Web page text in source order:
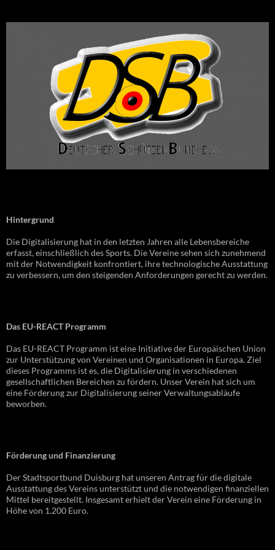
Hintergrund
Die Digitalisierung hat in den letzten Jahren alle Lebensbereiche
erfasst, einschließlich des Sports. Die Vereine sehen sich zunehmend
mit der Notwendigkeit konfrontiert, ihre technologische Ausstattung
zu verbessern, um den steigenden Anforderungen gerecht zu werden.
Das EU-REACT Programm
Das EU-REACT Programm ist eine Initiative der Europäischen Union
zur Unterstützung von Vereinen und Organisationen in Europa. Ziel
dieses Programms ist es, die Digitalisierung in verschiedenen
gesellschaftlichen Bereichen zu fördern. Unser Verein hat sich um
eine Förderung zur Digitalisierung seiner Verwaltungsabläufe
beworben.
Förderung und Finanzierung
Der Stadtsportbund Duisburg hat unseren Antrag für die digitale
Ausstattung des Vereins unterstützt und die notwendigen finanziellen
Mittel bereitgestellt. Insgesamt erhielt der Verein eine Förderung in
Höhe von 1.200 Euro.